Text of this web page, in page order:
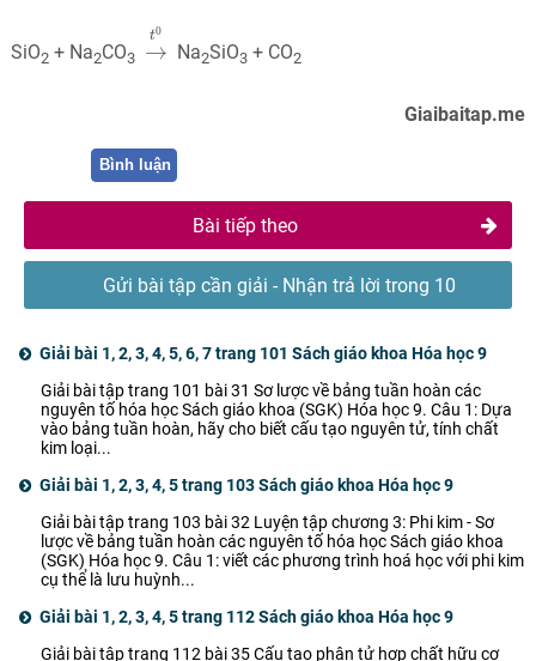
SiO2+ Na2CO3
t0
→
→
Na2SiO3+ CO2
Giaibaitap.me
Bình luận
Bài tiếp theo
Gửi bài tập cần giải - Nhận trả lời trong 10
Giải bài 1, 2, 3, 4, 5, 6, 7 trang 101 Sách giáo khoa Hóa học 9
Giải bài tập trang 101 bài 31 Sơ lược về bảng tuần hoàn các
nguyên tố hóa học Sách giáo khoa (SGK) Hóa học 9. Câu 1: Dựa
vào bảng tuần hoàn, hãy cho biết cấu tạo nguyên tử, tính chất
kim loại...
Giải bài 1, 2, 3, 4, 5 trang 103 Sách giáo khoa Hóa học 9
Giải bài tập trang 103 bài 32 Luyện tập chương 3: Phi kim - Sơ
lược về bảng tuần hoàn các nguyên tố hóa học Sách giáo khoa
(SGK) Hóa học 9. Câu 1: viết các phương trình hoá học với phi kim
cụ thể là lưu huỳnh...
Giải bài 1, 2, 3, 4, 5 trang 112 Sách giáo khoa Hóa học 9
Giải bài tập trang 112 bài 35 Cấu tạo phân tử hợp chất hữu cơ